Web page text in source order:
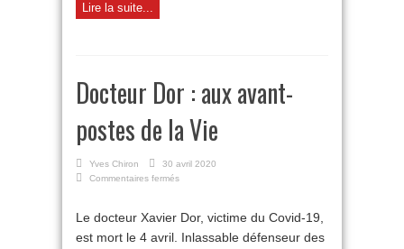
Lire la suite...
Docteur Dor : aux avant-
postes de la Vie
Yves Chiron
30 avril 2020
Commentaires fermés
aux
Le docteur Xavier Dor, victime du Covid-19,
est mort le 4 avril. Inlassable défenseur des